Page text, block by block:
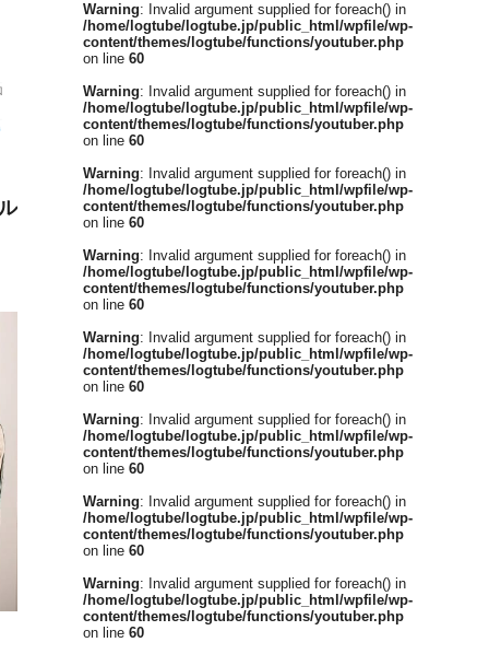
Warning: Invalid argument supplied for foreach() in
/home/logtube/logtube.jp/public_html/wpfile/wp-
content/themes/logtube/functions/youtuber.php
on line 60
Warning: Invalid argument supplied for foreach() in
/home/logtube/logtube.jp/public_html/wpfile/wp-
content/themes/logtube/functions/youtuber.php
on line 60
Warning: Invalid argument supplied for foreach() in
/home/logtube/logtube.jp/public_html/wpfile/wp-
content/themes/logtube/functions/youtuber.php
on line 60
Warning: Invalid argument supplied for foreach() in
/home/logtube/logtube.jp/public_html/wpfile/wp-
content/themes/logtube/functions/youtuber.php
on line 60
Warning: Invalid argument supplied for foreach() in
/home/logtube/logtube.jp/public_html/wpfile/wp-
content/themes/logtube/functions/youtuber.php
on line 60
Warning: Invalid argument supplied for foreach() in
/home/logtube/logtube.jp/public_html/wpfile/wp-
content/themes/logtube/functions/youtuber.php
on line 60
Warning: Invalid argument supplied for foreach() in
/home/logtube/logtube.jp/public_html/wpfile/wp-
content/themes/logtube/functions/youtuber.php
on line 60
Warning: Invalid argument supplied for foreach() in
/home/logtube/logtube.jp/public_html/wpfile/wp-
content/themes/logtube/functions/youtuber.php
on line 60